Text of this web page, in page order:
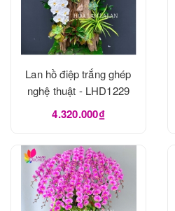
Lan hồ điệp trắng ghép
nghệ thuật - LHD1229
4.320.000₫